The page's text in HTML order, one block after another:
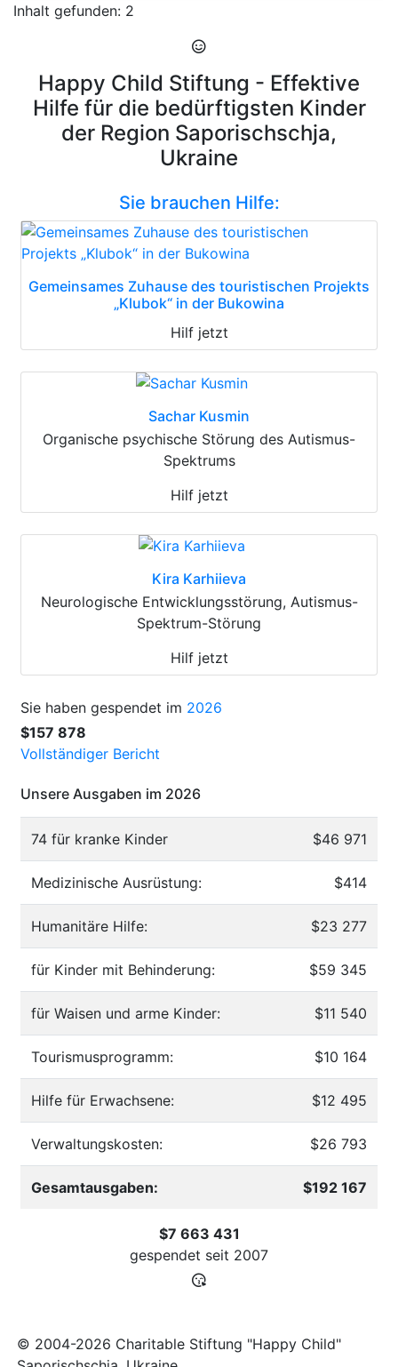
Inhalt gefunden: 2
Happy Child Stiftung - Effektive
Hilfe für die bedürftigsten Kinder
der Region Saporischschja,
Ukraine
Sie brauchen Hilfe:
Gemeinsames Zuhause des touristischen Projekts
„Klubok“ in der Bukowina
Hilf jetzt
Sachar Kusmin
Organische psychische Störung des Autismus-
Spektrums
Hilf jetzt
Kira Karhiieva
Neurologische Entwicklungsstörung, Autismus-
Spektrum-Störung
Hilf jetzt
Sie haben gespendet im 2026
$157 878
Vollständiger Bericht
Unsere Ausgaben im 2026
74 für kranke Kinder $46 971
Medizinische Ausrüstung: $414
Humanitäre Hilfe: $23 277
für Kinder mit Behinderung: $59 345
für Waisen und arme Kinder: $11 540
Tourismusprogramm: $10 164
Hilfe für Erwachsene: $12 495
Verwaltungskosten: $26 793
Gesamtausgaben: $192 167
$7 663 431
gespendet seit 2007
© 2004-2026 Charitable Stiftung "Happy Child"